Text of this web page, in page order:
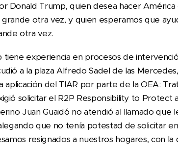
Donald Trump, quien desea hacer
otra vez, y quien esperamos que
otra vez.
tiene experiencia en procesos de
a la plaza Alfredo Sadel de las
aplicación del TIAR por parte de la OEA:
solicitar el R2P Responsibility to Protect
Juan Guaidó no atendió al llamado que
que no tenía potestad de solicitar
resignados a nuestros hogares, con